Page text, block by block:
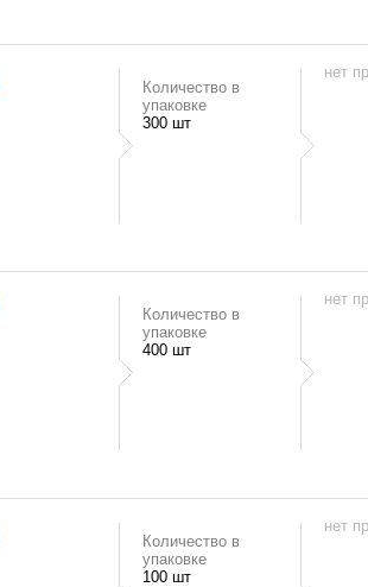
Количество в
упаковке
300 шт
нет
Количество в
упаковке
400 шт
нет
Количество в
упаковке
100 шт
нет